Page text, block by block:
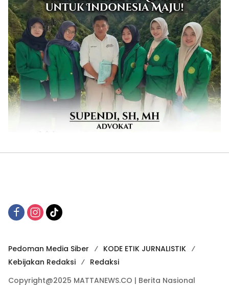
Pedoman Media Siber
KODE ETIK JURNALISTIK
Kebijakan Redaksi
Redaksi
Copyright@2025 MATTANEWS.CO | Berita Nasional